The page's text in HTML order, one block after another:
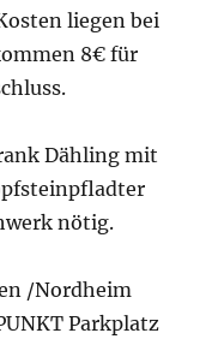
liegen bei
8€ für
Dähling mit
nötig.
/Nordheim
Parkplatz